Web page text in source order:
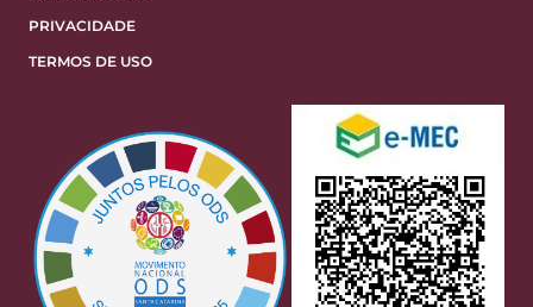
PRIVACIDADE
TERMOS DE USO